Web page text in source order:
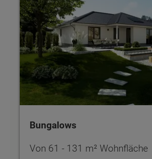
Bungalows
Von 61 - 131 m² Wohnfläche